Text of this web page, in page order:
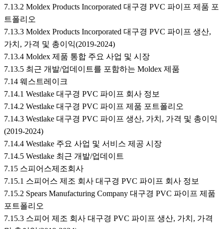
7.13.2 Moldex Products Incorporated 대구경 PVC 파이프 제품 포
트폴리오
7.13.3 Moldex Products Incorporated 대구경 PVC 파이프 생산,
가치, 가격 및 총이익(2019-2024)
7.13.4 Moldex 제품 통합 주요 사업 및 시장
7.13.5 최근 개발/업데이트를 포함하는 Moldex 제품
7.14 웨스트레이크
7.14.1 Westlake 대구경 PVC 파이프 회사 정보
7.14.2 Westlake 대구경 PVC 파이프 제품 포트폴리오
7.14.3 Westlake 대구경 PVC 파이프 생산, 가치, 가격 및 총이익
(2019-2024)
7.14.4 Westlake 주요 사업 및 서비스 제공 시장
7.14.5 Westlake 최근 개발/업데이트
7.15 스피어스제조회사
7.15.1 스피어스 제조 회사 대구경 PVC 파이프 회사 정보
7.15.2 Spears Manufacturing Company 대구경 PVC 파이프 제품
포트폴리오
7.15.3 스피어 제조 회사 대구경 PVC 파이프 생산, 가치, 가격